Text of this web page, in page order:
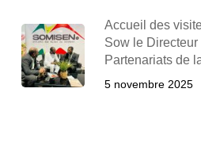
Accueil des
Sow le
Partenariats de
5 novembre 2025